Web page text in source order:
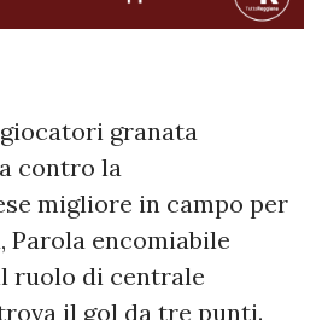
granata
contro la
migliore in campo per
Parola encomiabile
ruolo di centrale
il gol da tre punti.